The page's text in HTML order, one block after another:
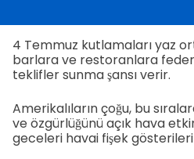
4 Temmuz kutlamaları yaz
barlara ve restoranlara
teklifler sunma şansı verir.
Amerikalıların çoğu, bu
ve özgürlüğünü açık hava
geceleri havai fişek